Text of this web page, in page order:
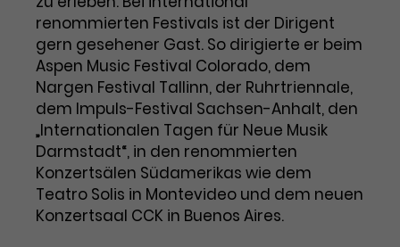
Zweck
Besucher*innen eine Website
nutzen, und hilft bei der Erstellung
eines Analyseberichts über die
Performance der Website. Die
erhobenen Daten umfassen in
anonymisierter Form die Anzahl
der Besuche, die Quelle, aus der sie
stammen, und die besuchten
Seiten.
Laufzeit 3 Monate
Zweck
Dieses Cookie speichert
Informationen zu Werbeklicks und
dient der Zuordnung von
Conversions zu Google Ads-
Kampagnen.
Name _gcl_dc
renommierten Festivals ist der Dirigent
gern gesehener Gast. So dirigierte er beim
Aspen Music Festival Colorado, dem
Nargen Festival Tallinn, der Ruhrtriennale,
dem Impuls-Festival Sachsen-Anhalt, den
„Internationalen Tagen für Neue Musik
Darmstadt“, in den renommierten
Konzertsälen Südamerikas wie dem
Teatro Solis in Montevideo und dem neuen
Konzertsaal CCK in Buenos Aires.